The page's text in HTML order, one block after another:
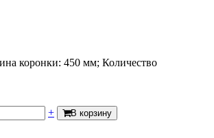
коронки: 450 мм; Количество
+ В корзину